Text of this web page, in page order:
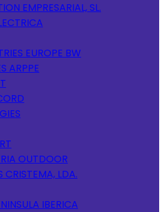
EMPRESARIAL, SL.
EUROPE BW
ARPPE
OUTDOOR
CRISTEMA, LDA.
IBERICA